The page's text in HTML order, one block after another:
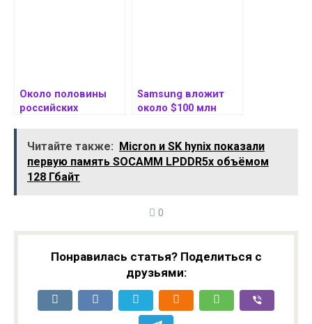
Около половины
российских
уязвимости
Samsung вложит
около $100 млн
компанию Exo
Читайте также: Micron и SK hynix показали
первую память SOCAMM LPDDR5x объёмом
128 Гбайт
0
Понравилась статья? Поделиться с
друзьями: